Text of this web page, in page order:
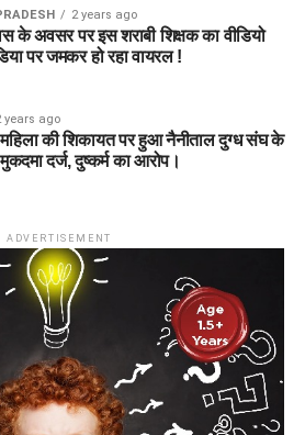
2 years ago
के अवसर पर इस शराबी शिक्षक का वीडियो
पर जमकर हो रहा वायरल !
years ago
की शिकायत पर हुआ नैनीताल दुग्ध संघ के
दर्ज, दुष्कर्म का आरोप।
ADVERTISEMENT